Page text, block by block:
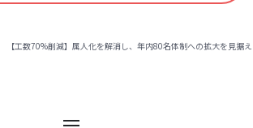
【工数70%削減】属人化を解消し、年内80名体制への拡大を見据え